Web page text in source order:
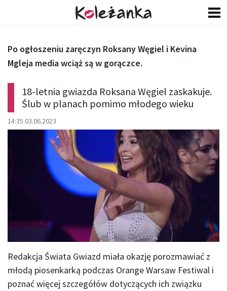
18-letnia gwiazda Roksana Węgiel zaskakuje.
Ślub w planach pomimo młodego wieku
14:35 03.06.2023
Po ogłoszeniu zaręczyn Roksany Węgiel i Kevina
Mgleja media wciąż są w gorączce.
Redakcja Świata Gwiazd miała okazję porozmawiać z
młodą piosenkarką podczas Orange Warsaw Festiwal i
poznać więcej szczegółów dotyczących ich związku